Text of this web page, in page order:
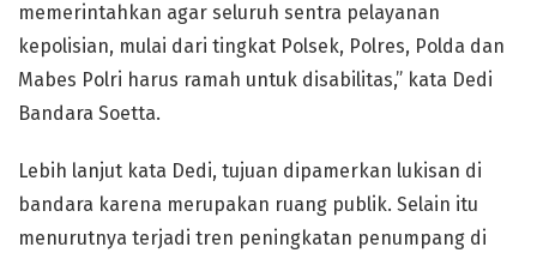
memerintahkan agar seluruh sentra pelayanan
kepolisian, mulai dari tingkat Polsek, Polres, Polda dan
Mabes Polri harus ramah untuk disabilitas,” kata Dedi
Bandara Soetta.
Lebih lanjut kata Dedi, tujuan dipamerkan lukisan di
bandara karena merupakan ruang publik. Selain itu
menurutnya terjadi tren peningkatan penumpang di